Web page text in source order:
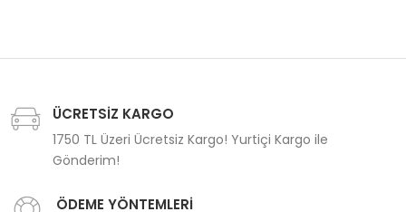
ÜCRETSİZ KARGO
1750 TL Üzeri Ücretsiz Kargo! Yurtiçi Kargo ile
Gönderim!
ÖDEME YÖNTEMLERİ